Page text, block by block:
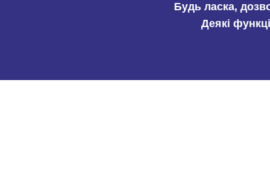
Будь ласка,
Деякі